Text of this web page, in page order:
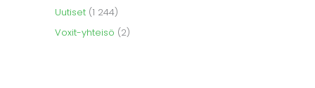
Uutiset (1 244)
Voxit-yhteisö (2)